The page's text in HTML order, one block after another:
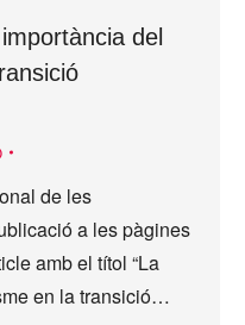
del
de les
a les pàgines
amb el títol “La
en la transició…